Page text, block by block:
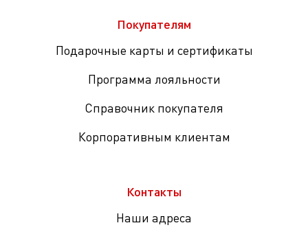
Покупателям
Подарочные карты и сертификаты
Программа лояльности
Справочник покупателя
Корпоративным клиентам
Контакты
Наши адреса